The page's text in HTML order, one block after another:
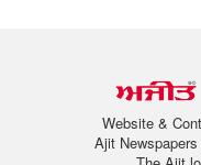
Website &
Ajit